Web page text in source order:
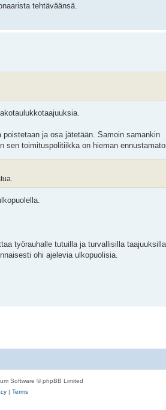
tehtäväänsä.
ja osa jätetään. Samoin samankin
sen toimituspolitiikka on hieman
työrauhalle tutuilla ja turvallisilla
ohi ajelevia ulkopuolisia.
Software © phpBB Limited
| Terms